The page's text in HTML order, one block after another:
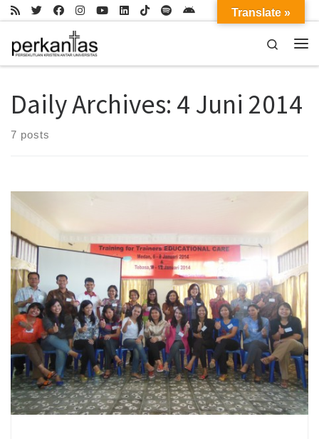
Skip to content
Search
Daily Archives: 4 Juni 2014
7 posts
Translate »